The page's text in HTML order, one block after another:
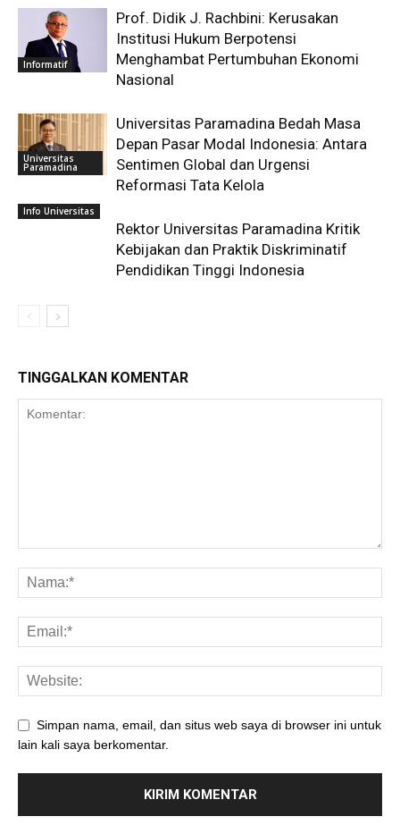
Informatif
Prof. Didik J. Rachbini: Kerusakan
Institusi Hukum Berpotensi
Menghambat Pertumbuhan Ekonomi
Nasional
Universitas
Paramadina
Universitas Paramadina Bedah Masa
Depan Pasar Modal Indonesia: Antara
Sentimen Global dan Urgensi
Reformasi Tata Kelola
Info Universitas
Rektor Universitas Paramadina Kritik
Kebijakan dan Praktik Diskriminatif
Pendidikan Tinggi Indonesia
TINGGALKAN KOMENTAR
Simpan nama, email, dan situs web saya di browser ini untuk
lain kali saya berkomentar.